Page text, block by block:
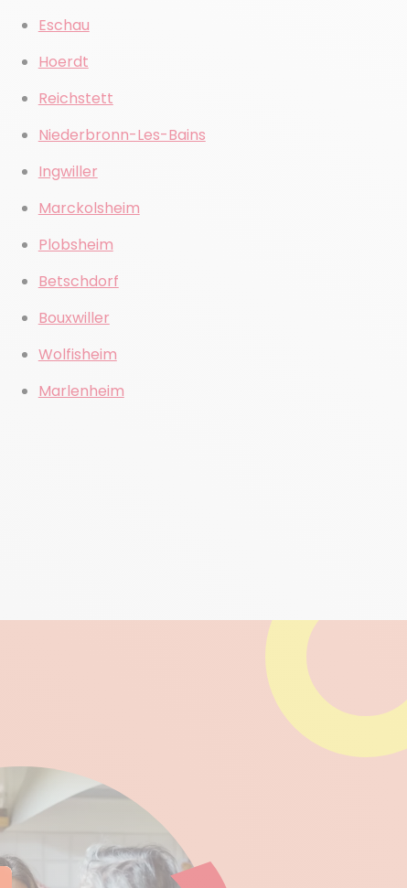
Eschau
Hoerdt
Reichstett
Niederbronn-Les-Bains
Ingwiller
Marckolsheim
Plobsheim
Betschdorf
Bouxwiller
Wolfisheim
Marlenheim